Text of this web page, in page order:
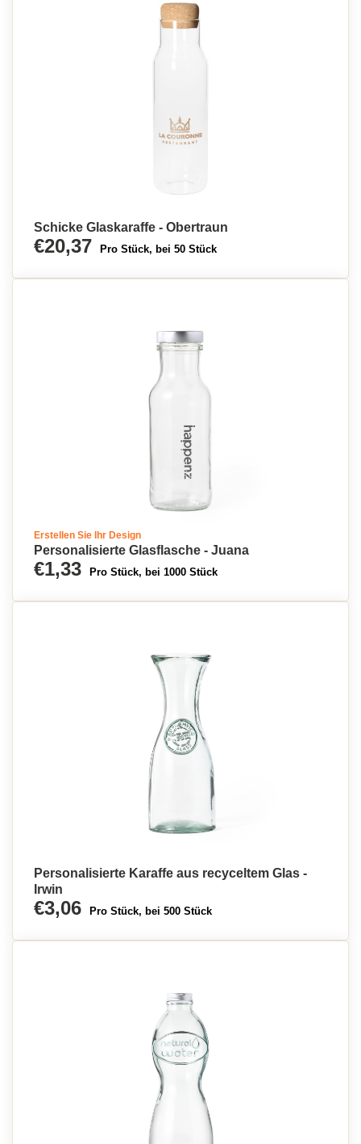
Schicke Glaskaraffe - Obertraun
€20,37 Pro Stück, bei 50 Stück
Erstellen Sie Ihr Design
Personalisierte Glasflasche - Juana
€1,33 Pro Stück, bei 1000 Stück
Personalisierte Karaffe aus recyceltem Glas -
Irwin
€3,06 Pro Stück, bei 500 Stück